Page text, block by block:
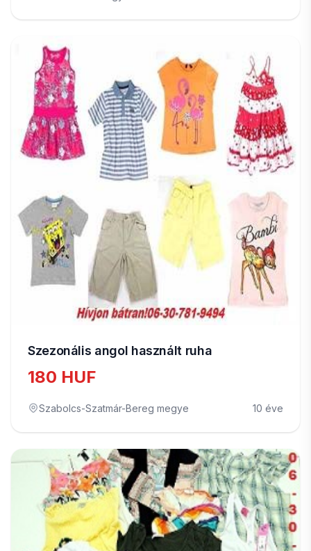
Szezonális angol használt ruha
180 HUF
Szabolcs-Szatmár-Bereg megye 10 éve